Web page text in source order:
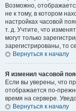
Возможно,
не к тому, в котором
настройках часовой
т. д. Учтите, что
могут только
зарегистрированы, то
Вернуться к началу
Я изменил часовой
Если вы уверены, что
отображается по-
время на сервере.
Вернуться к началу